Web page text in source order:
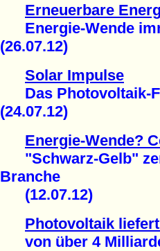
Erneuerbare
Energie-Wende
(26.07.12)
Solar Impulse
Das Photovoltaik-
(24.07.12)
Energie-Wende?
"Schwarz-Gelb"
Branche
(12.07.12)
Photovoltaik
von über 4